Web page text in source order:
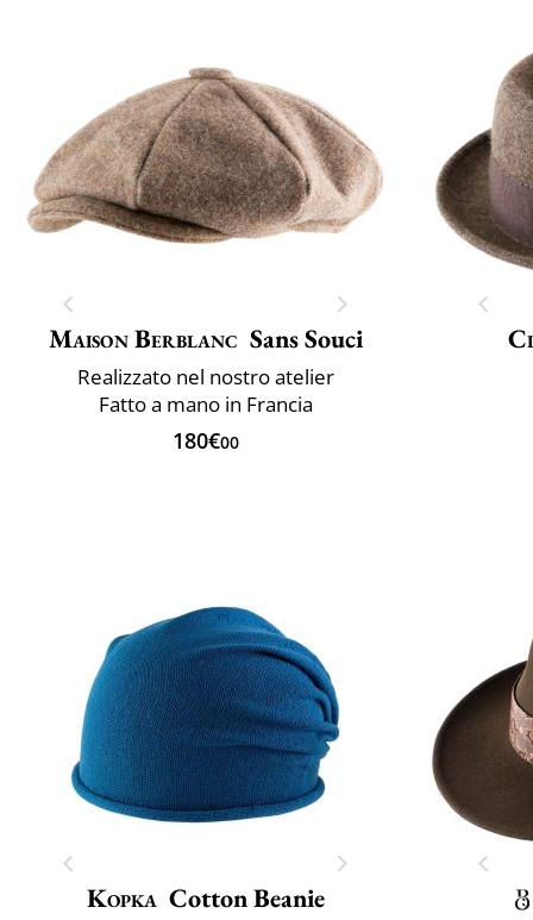
Maison Berblanc Sans Souci
Realizzato nel nostro atelier
Fatto a mano in Francia
180€00
Kopka Cotton Beanie